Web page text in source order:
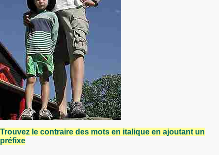
Trouvez le contraire des mots en italique en ajoutant un
préfixe